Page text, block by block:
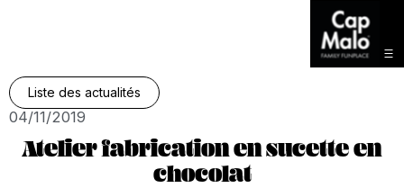
Liste des actualités
04/11/2019
Atelier fabrication en sucette en
chocolat